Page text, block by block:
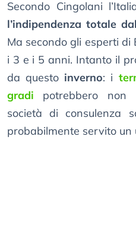
Secondo Cingolani
l’indipendenza totale
Ma secondo gli esperti
i 3 e i 5 anni. Intanto il
da questo inverno: i
gradi potrebbero non
società di consulenza
probabilmente servito un